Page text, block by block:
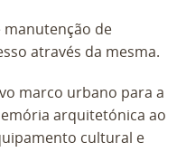
manutenção de
através da mesma.
marco urbano para a
arquitetónica ao
cultural e